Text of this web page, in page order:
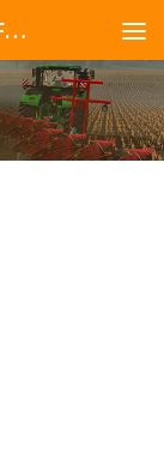
Landwirtschafts Simulator 25 Mods | Farming Simulator 25 Mods | FS25 Mods